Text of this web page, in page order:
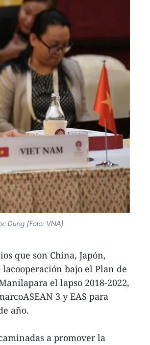
Dung (Foto: VNA)
que son China, Japón,
bajo el Plan de
el lapso 2018-2022,
3 y EAS para
año.
a promover la